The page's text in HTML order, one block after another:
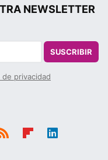
NEWSLETTER
SUSCRIBIR
de privacidad